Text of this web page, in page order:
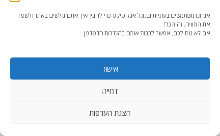
אנחנו משתמשים בעוגיות ובגוגל אנליטיקס כדי להבין איך אתם גולשים באתר ולשפר
את החוויה. זה הכל!
אם לא נוח לכם, אפשר לכבות אותם בהגדרות הדפדפן.
אישור
דחייה
הצגת העדפות
WordPress Theme :AccessPress Lite